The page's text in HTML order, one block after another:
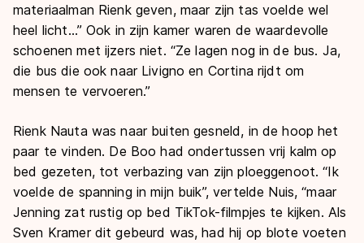
materiaalman Rienk geven, maar zijn tas voelde wel
heel licht…” Ook in zijn kamer waren de waardevolle
schoenen met ijzers niet. “Ze lagen nog in de bus. Ja,
die bus die ook naar Livigno en Cortina rijdt om
mensen te vervoeren.”
Rienk Nauta was naar buiten gesneld, in de hoop het
paar te vinden. De Boo had ondertussen vrij kalm op
bed gezeten, tot verbazing van zijn ploeggenoot. “Ik
voelde de spanning in mijn buik”, vertelde Nuis, “maar
Jenning zat rustig op bed TikTok-filmpjes te kijken. Als
Sven Kramer dit gebeurd was, had hij op blote voeten